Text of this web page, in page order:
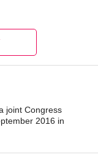
joint Congress
2016 in